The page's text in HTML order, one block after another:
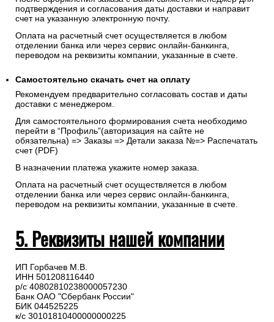
подтверждения и согласования даты доставки и направит
счет на указанную электронную почту.
Оплата на расчетный счет осуществляется в любом
отделении банка или через сервис онлайн-банкинга,
переводом на реквизиты компании, указанные в счете.
Самостоятельно скачать счет на оплату
Рекомендуем предварительно согласовать состав и даты
доставки с менеджером.
Для самостоятельного формирования счета необходимо
перейти в “Профиль”(авторизация на сайте не
обязательна) => Заказы => Детали заказа №=> Распечатать
счет (PDF)
В назначении платежа укажите номер заказа.
Оплата на расчетный счет осуществляется в любом
отделении банка или через сервис онлайн-банкинга,
переводом на реквизиты компании, указанные в счете.
5. Реквизиты нашей компании
ИП Горбачев М.В.
ИНН 501208116440
р/с 40802810238000057230
Банк ОАО "Сбербанк России"
БИК 044525225
к/с 30101810400000000225